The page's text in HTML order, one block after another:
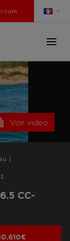
Voir video
CC-